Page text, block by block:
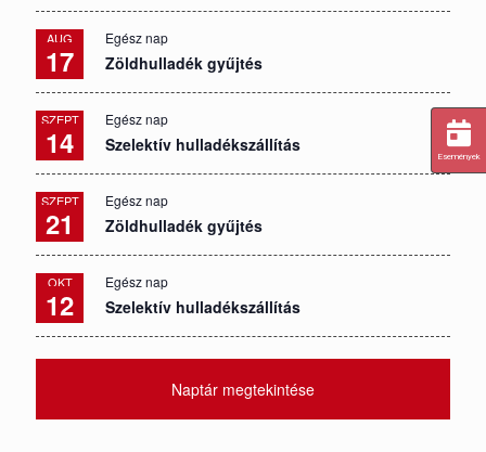
AUG
17
Egész nap
Zöldhulladék gyűjtés
SZEPT
14
Egész nap
Szelektív hulladékszállítás
SZEPT
21
Egész nap
Zöldhulladék gyűjtés
OKT
12
Egész nap
Szelektív hulladékszállítás
Naptár megtekintése
Események